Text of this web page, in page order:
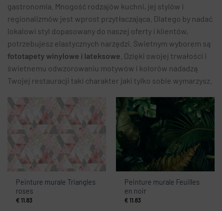
gastronomia. Mnogość rodzajów kuchni, jej stylów i
regionalizmów jest wprost przytłaczająca. Dlatego by nadać
lokalowi styl dopasowany do naszej oferty i klientów,
potrzebujesz elastycznych narzędzi. Świetnym wyborem są
fototapety winylowe i lateksowe . Dzięki swojej trwałości i
świetnemu odwzorowaniu motywów i kolorów nadadzą
Twojej restauracji taki charakter jaki tylko sobie wymarzysz.
Peinture murale Triangles
roses
€ 11.83
Peinture murale Feuilles
en noir
€ 11.83